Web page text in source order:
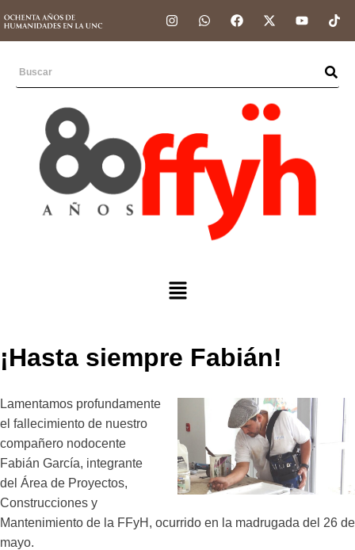
¡Hasta siempre Fabián!
Lamentamos profundamente
el fallecimiento de nuestro
compañero nodocente
Fabián García, integrante
del Área de Proyectos,
Construcciones y
Mantenimiento de la FFyH, ocurrido en la madrugada del 26 de
mayo.